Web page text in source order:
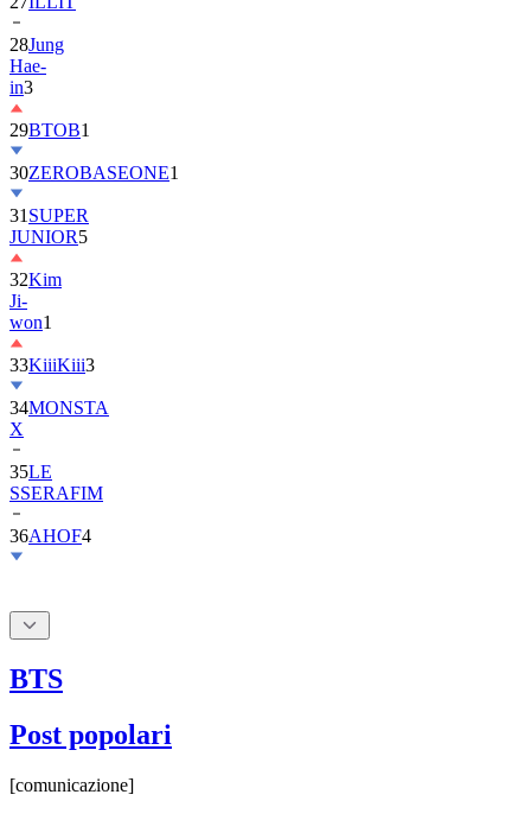
Hae-
in3
29BTOB
30ZEROBASEONE
31SUPER
JUNIOR
32Kim
Ji-
won1
33KiiiKiii
34MONSTA
X
35
SSERAFIM
36AHOF4
BTS
Post popolari
[comunicazione]